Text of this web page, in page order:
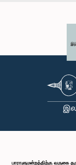
பாராளுமன்றத்திற்கு வருகை